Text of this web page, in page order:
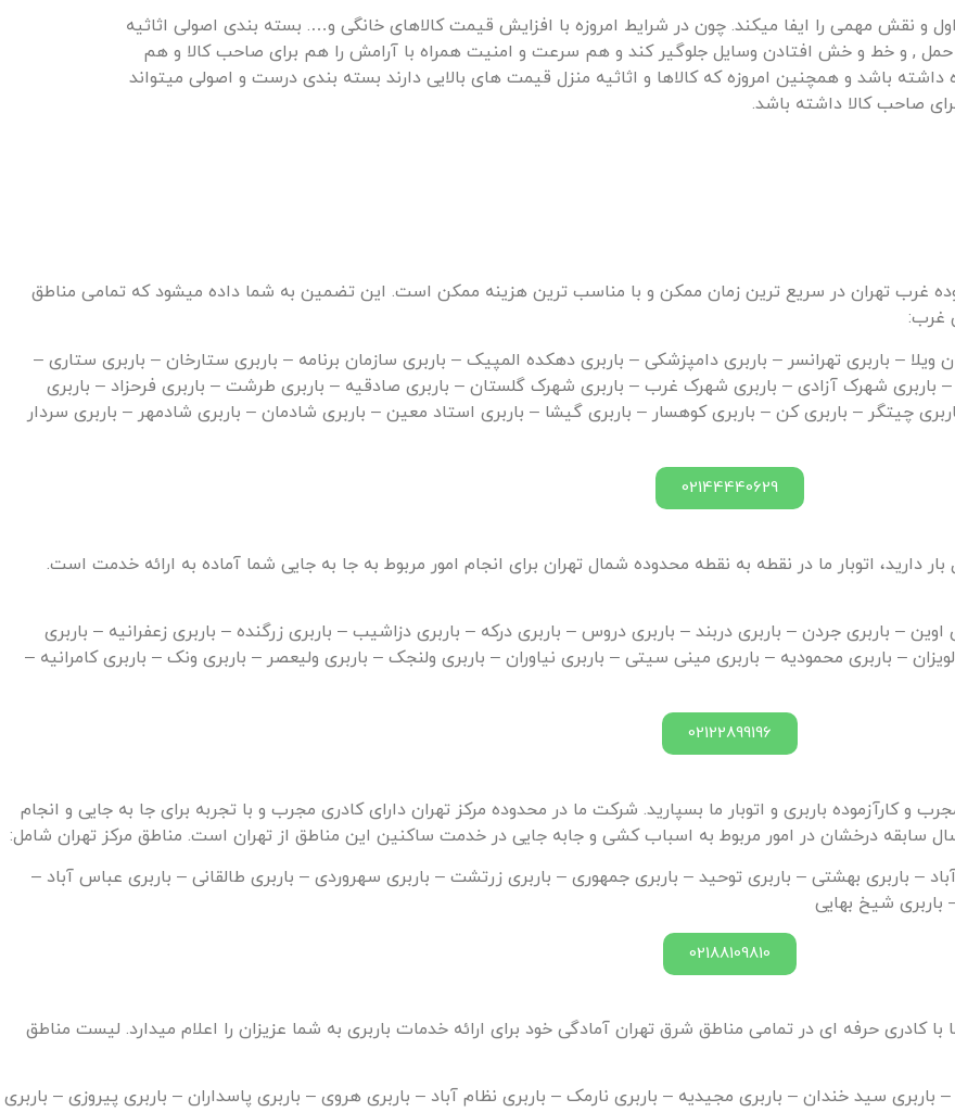
و نقش مهمی را ایفا میکند. چون در شرایط امروزه با افزایش قیمت کالاهای خانگی و…. بسته بندی اصولی اثاثیه
حمل , و خط و خش افتادن وسایل جلوگیر کند و هم سرعت و امنیت همراه با آرامش را هم برای صاحب کالا و هم
داشته باشد و همچنین امروزه که کالاها و اثاثیه منزل قیمت های بالایی دارند بسته بندی درست و اصولی میتواند
صاحب کالا داشته باشد.
غرب تهران در سریع ترین زمان ممکن و با مناسب ترین هزینه ممکن است. این تضمین به شما داده می­شود که تمامی مناطق
غرب:
ویلا – باربری تهرانسر – باربری دامپزشکی – باربری دهکده المپیک – باربری سازمان برنامه – باربری ستارخان – باربری ستاری –
– باربری شهرک آزادی – باربری شهرک غرب – باربری شهرک گلستان – باربری صادقیه – باربری طرشت – باربری فرحزاد – باربری
چیتگر – باربری کن – باربری کوهسار – باربری گیشا – باربری استاد معین – باربری شادمان – باربری شادمهر – باربری سردار
02144440629
دارید، اتوبار ما در نقطه به نقطه محدوده شمال تهران برای انجام امور مربوط به جا به جایی شما آماده به ارائه خدمت است.
اوین – باربری جردن – باربری دربند – باربری دروس – باربری درکه – باربری دزاشیب – باربری زرگنده – باربری زعفرانیه – باربری
– باربری محمودیه – باربری مینی سیتی – باربری نیاوران – باربری ولنجک – باربری ولیعصر – باربری ونک – باربری کامرانیه –
02122899196
و کارآزموده باربری و اتوبار ما بسپارید. شرکت ما در محدوده مرکز تهران دارای کادری مجرب و با تجربه برای جا به جایی و انجام
آباد – باربری بهشتی – باربری توحید – باربری جمهوری – باربری زرتشت – باربری سهروردی – باربری طالقانی – باربری عباس آباد –
باربری شیخ بهایی
02188109810
حرفه ای در تمامی مناطق شرق تهران آمادگی خود برای ارائه خدمات باربری به شما عزیزان را اعلام می­دارد. لیست مناطق
باربری سید خندان – باربری مجیدیه – باربری نارمک – باربری نظام آباد – باربری هروی – باربری پاسداران – باربری پیروزی – باربری